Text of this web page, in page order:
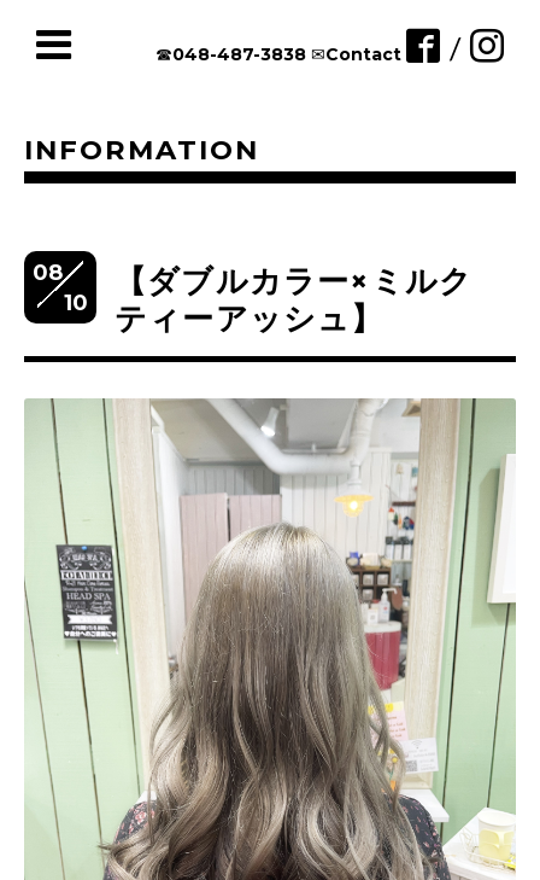
☎︎048-487-3838 ✉︎Contact /
INFORMATION
08
10
【ダブルカラー×ミルク
ティーアッシュ】